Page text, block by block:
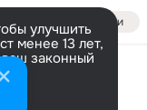
Войти
улучшить
менее 13 лет,
законный